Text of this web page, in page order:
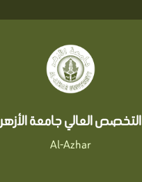
التخصص العالي جامعة الأزهر
Al-Azhar